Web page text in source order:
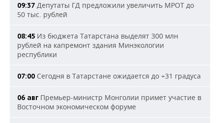
09:37 Депутаты ГД предложили увеличить МРОТ до
50 тыс. рублей
08:45 Из бюджета Татарстана выделят 300 млн
рублей на капремонт здания Минэкологии
республики
07:00 Сегодня в Татарстане ожидается до +31 градуса
06 авг Премьер-министр Монголии примет участие в
Восточном экономическом форуме